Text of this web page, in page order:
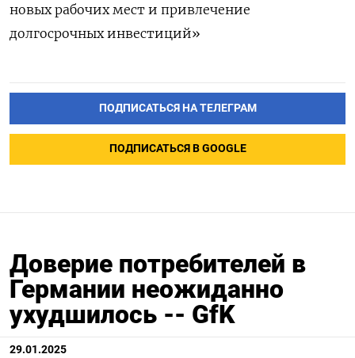
новых рабочих мест и привлечение
долгосрочных инвестиций»
ПОДПИСАТЬСЯ НА ТЕЛЕГРАМ
ПОДПИСАТЬСЯ В GOOGLE
Доверие потребителей в
Германии неожиданно
ухудшилось -- GfK
29.01.2025